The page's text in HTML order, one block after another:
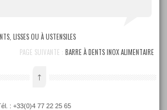
LISSES OU À USTENSILES
PAGE SUIVANTE : BARRE À DENTS INOX ALIMENTAIRE
↑
: +33(0)4 77 22 25 65